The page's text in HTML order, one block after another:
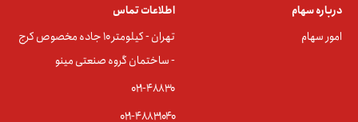
درباره سهام
امور سهام
اطلاعات تماس
تهران - کیلومتر ۱۰ جاده مخصوص کرج
- ساختمان گروه صنعتی مینو
۰۲۱-۴۸۸۳0
۰۲۱-۴۸۸۳۱۰۴۰